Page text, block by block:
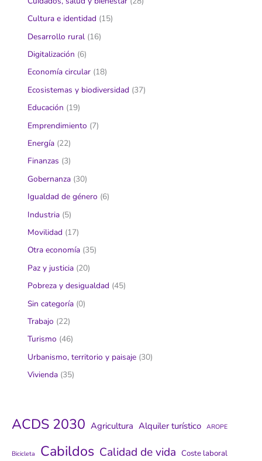
Cultura e identidad (15)
Desarrollo rural (16)
Digitalización (6)
Economía circular (18)
Ecosistemas y biodiversidad (37)
Educación (19)
Emprendimiento (7)
Energía (22)
Finanzas (3)
Gobernanza (30)
Igualdad de género (6)
Industria (5)
Movilidad (17)
Otra economía (35)
Paz y justicia (20)
Pobreza y desigualdad (45)
Sin categoría (0)
Trabajo (22)
Turismo (46)
Urbanismo, territorio y paisaje (30)
Vivienda (35)
ACDS 2030 Agricultura Alquiler turístico AROPE
Bicicleta Cabildos Calidad de vida Coste laboral